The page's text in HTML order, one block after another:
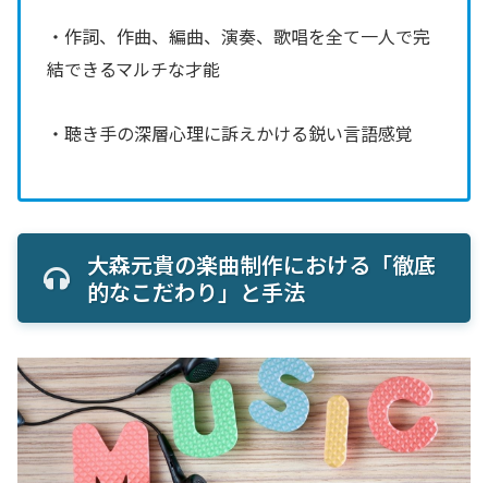
・作詞、作曲、編曲、演奏、歌唱を全て一人で完
結できるマルチな才能
・聴き手の深層心理に訴えかける鋭い言語感覚
大森元貴の楽曲制作における「徹底
的なこだわり」と手法